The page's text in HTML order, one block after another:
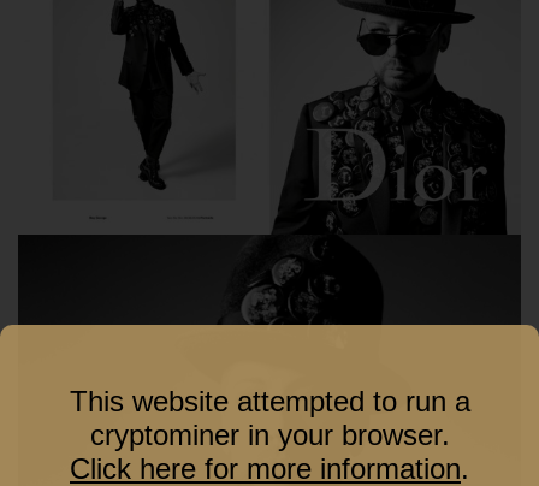
This website attempted to run a
cryptominer in your browser.
Click here for more information.